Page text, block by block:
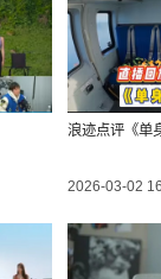
浪迹点评《单
2026-03-02